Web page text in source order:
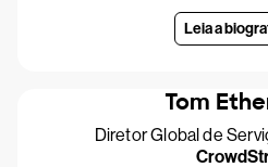
Leia a
Tom
Diretor Global de